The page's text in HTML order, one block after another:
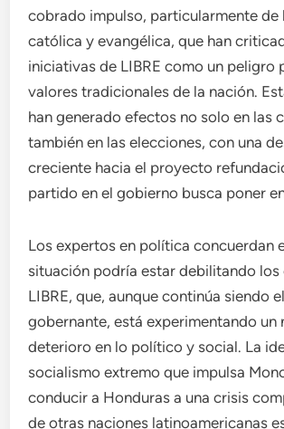
cobrado impulso, particularmente de
católica y evangélica, que han
iniciativas de LIBRE como un peligro
valores tradicionales de la nación.
han generado efectos no solo en las
también en las elecciones, con una
creciente hacia el proyecto
partido en el gobierno busca poner
Los expertos en política concuerdan
situación podría estar debilitando los
LIBRE, que, aunque continúa siendo
gobernante, está experimentando un
deterioro en lo político y social. La
socialismo extremo que impulsa
conducir a Honduras a una crisis
de otras naciones latinoamericanas